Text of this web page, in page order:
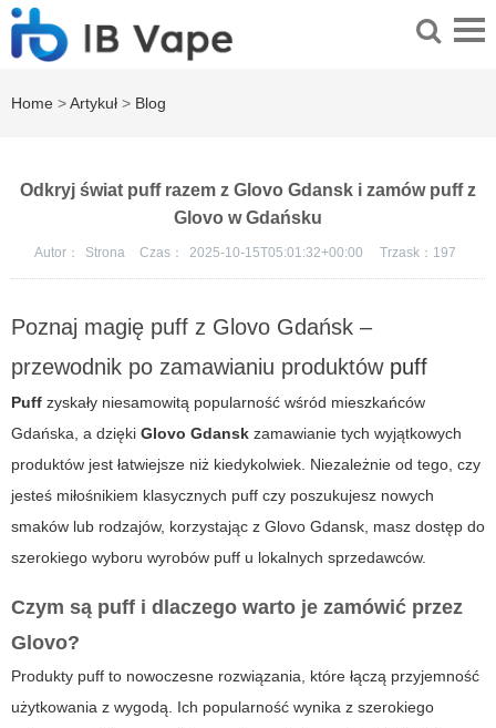
Home >Artykuł > Blog
Odkryj świat puff razem z Glovo Gdansk i zamów puff z
Glovo w Gdańsku
Autor： Strona Czas： 2025-10-15T05:01:32+00:00 Trzask： 197
Poznaj magię puff z Glovo Gdańsk –
przewodnik po zamawianiu produktów puff
Puff zyskały niesamowitą popularność wśród mieszkańców
Gdańska, a dzięki Glovo Gdansk zamawianie tych wyjątkowych
produktów jest łatwiejsze niż kiedykolwiek. Niezależnie od tego, czy
jesteś miłośnikiem klasycznych puff czy poszukujesz nowych
smaków lub rodzajów, korzystając z Glovo Gdansk, masz dostęp do
szerokiego wyboru wyrobów puff u lokalnych sprzedawców.
Czym są puff i dlaczego warto je zamówić przez
Glovo?
Produkty puff to nowoczesne rozwiązania, które łączą przyjemność
użytkowania z wygodą. Ich popularność wynika z szerokiego